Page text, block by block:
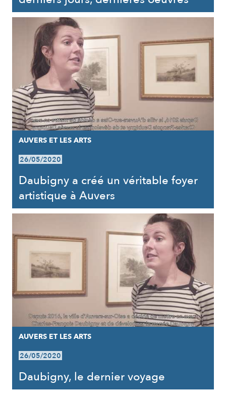
AUVERS ET LES ARTS
26/05/2020
Daubigny a créé un véritable foyer
artistique à Auvers
AUVERS ET LES ARTS
26/05/2020
Daubigny, le dernier voyage